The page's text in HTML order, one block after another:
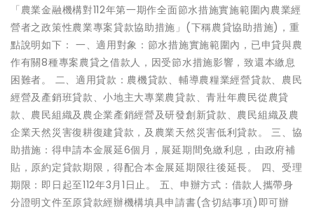
「農業金融機構對112年第一期作全面節水措施實施範圍內農業經
營者之政策性農業專案貸款協助措施」(下稱農貸協助措施)，重
點說明如下： 一、適用對象：節水措施實施範圍內，已申貸與農
作有關8種專案農貸之借款人，因受節水措施影響，致還本繳息
困難者。 二、適用貸款：農機貸款、輔導農糧業經營貸款、農民
經營及產銷班貸款、小地主大專業農貸款、青壯年農民從農貸
款、農民組織及農企業產銷經營及研發創新貸款、農民組織及農
企業天然災害復耕復建貸款，及農業天然災害低利貸款。 三、協
助措施：得申請本金展延6個月，展延期間免繳利息，由政府補
貼，原約定貸款期限，得配合本金展延期限往後延長。 四、受理
期限：即日起至112年3月1日止。 五、申辦方式：借款人攜帶身
分證明文件至原貸款經辦機構填具申請書(含切結事項)即可辦